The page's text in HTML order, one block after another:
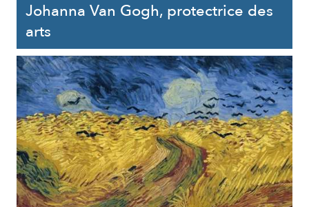
Johanna Van Gogh, protectrice des
arts